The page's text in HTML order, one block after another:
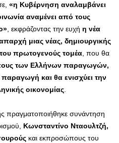
«η Κυβέρνηση αναλαμβάνει
αναμένει από τους
, εκφράζοντας την ευχή η νέα
μιας νέας, δημιουργικής
πρωτογενούς τομέα , που θα
των Ελλήνων παραγωγών,
και θα ενισχύει την
οικονομίας
πραγματοποιήθηκε συνάντηση
Κωνσταντίνο Νταουλτζή,
και εκπροσώπους του